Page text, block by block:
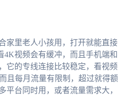
家里老人小孩用，打开就能直接
视频会有缓冲，而且手机端和
它的专线连接比较稳定，看视频
且每月流量有限制，超过就得额
台同时用，或者流量需求大，